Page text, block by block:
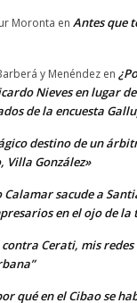
Moronta en Antes que
y Menéndez en
Nieves en lugar
de la encuesta
destino de un
Villa González»
Calamar sacude a
en el ojo de la
Cerati, mis
qué en el Cibao se